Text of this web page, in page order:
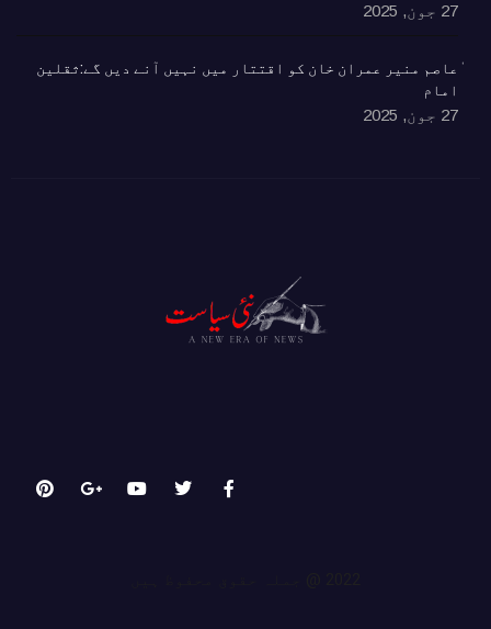
27 جون, 2025
ٰعاصم منیر عمران خان کو اقتتار میں نہیں آنے دیں گے:ثقلین
امام
27 جون, 2025